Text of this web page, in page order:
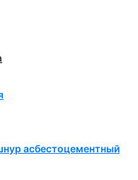
асбестоцементный